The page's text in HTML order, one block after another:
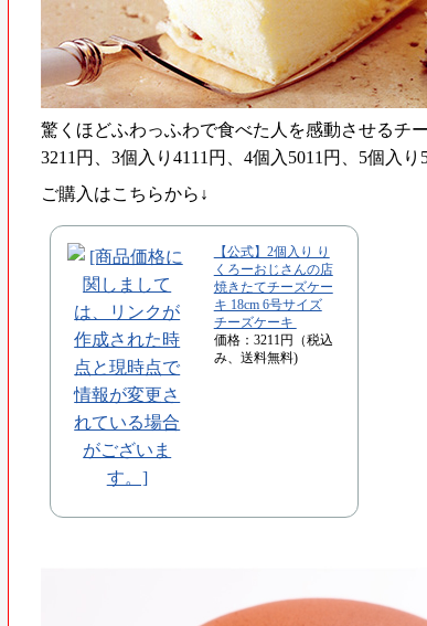
驚くほどふわっふわで食べた人を感動させるチ
3211円、3個入り4111円、4個入5011円、5個入
ご購入はこちらから↓
【公式】2個入り り
くろーおじさんの店
焼きたてチーズケー
キ 18cm 6号サイズ
チーズケーキ
価格：3211円（税込
み、送料無料)